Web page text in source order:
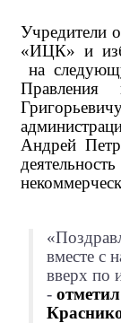
Учредители
«ИЦК» и
на
Правления
Андрей
вместе с
вверх по
-